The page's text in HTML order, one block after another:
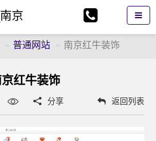
京
页
普通网站 南京红牛装饰
红牛装饰
 分享 返回列表